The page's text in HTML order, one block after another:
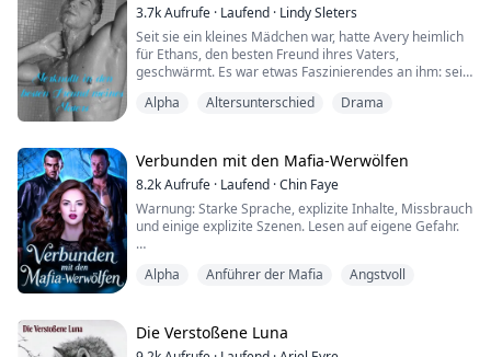
In dem Moment, als die Lykanerkönige und -königinnen
in den großen Men...
3.7kAufrufe · Laufend · Lindy Sleters
Seit sie ein kleines Mädchen war, hatte Avery heimlich
für Ethans, den besten Freund ihres Vaters,
geschwärmt. Es war etwas Faszinierendes an ihm: sein
durchdringenden blauen Augen, die einen Hauch von
unbestreitbares Hindernis zwischen ihnen – einen
beträchtliche...
Alpha Altersunterschied Drama
Verbunden mit den Mafia-Werwölfen
8.2kAufrufe · Laufend ·Chin Faye
Warnung: Starke Sprache, explizite Inhalte, Missbrauch
und einige explizite Szenen. Lesen auf eigene Gefahr.
Gesicht und schüttelte den Kopf.
Sandro blähte die Nasenflügel, als er an ihrem Haar
roch, das in seinen Händen lag, Vanille und Erdbeer...
Alpha Anführer der Mafia Angstvoll
Die Verstoßene Luna